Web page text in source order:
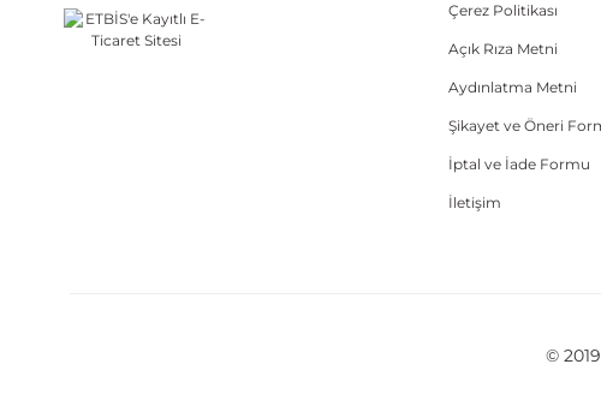
Çerez Politikası
Açık Rıza Metni
Aydınlatma Metni
Şikayet ve Öneri
İptal ve İade Formu
İletişim
©